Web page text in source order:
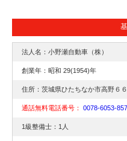
法人名：小野瀬自動車（株）
創業年：昭和 29(1954)年
住所：茨城県ひたちなか市高野６
通話無料電話番号： 0078-6053-
1級整備士：1人